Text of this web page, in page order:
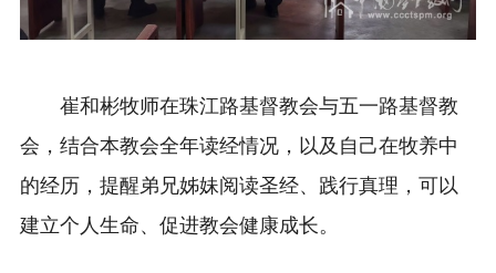
崔和彬牧师在珠江路基督教会与五一路基督教
会，结合本教会全年读经情况，以及自己在牧养中
的经历，提醒弟兄姊妹阅读圣经、践行真理，可以
建立个人生命、促进教会健康成长。